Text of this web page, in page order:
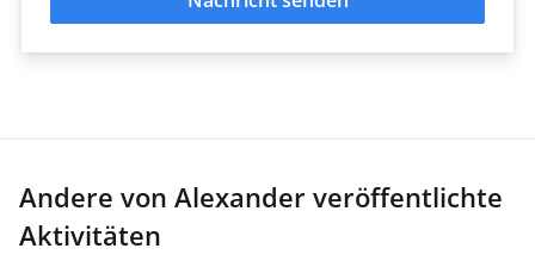
Andere von Alexander veröffentlichte
Aktivitäten